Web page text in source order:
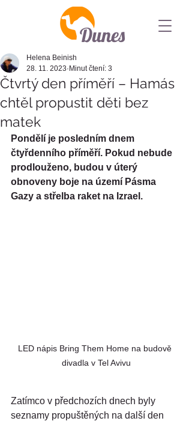
Dunes
Čtvrtý den příměří – Hamás
chtěl propustit děti bez
matek
Helena Beinish
28. 11. 2023 Minut čtení: 3
Pondělí je posledním dnem
čtyřdenního příměří. Pokud nebude
prodlouženo, budou v úterý
obnoveny boje na území Pásma
Gazy a střelba raket na Izrael.
LED nápis Bring Them Home na budově
divadla v Tel Avivu
Zatímco v předchozích dnech byly
seznamy propuštěných na další den